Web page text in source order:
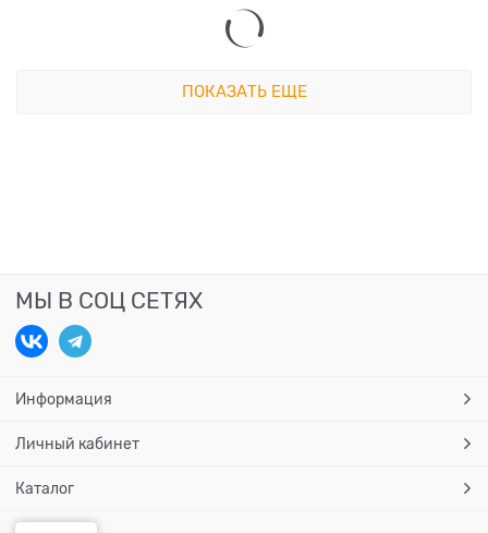
ПОКАЗАТЬ ЕЩЕ
МЫ В СОЦ СЕТЯХ
Информация
Личный кабинет
Каталог